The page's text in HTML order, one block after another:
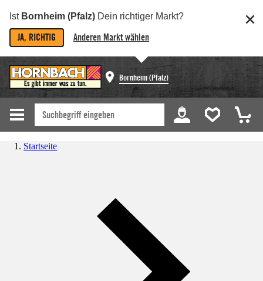
Ist Bornheim (Pfalz) Dein richtiger Markt?
JA, RICHTIG Anderen Markt wählen
Bornheim (Pfalz)
Startseite